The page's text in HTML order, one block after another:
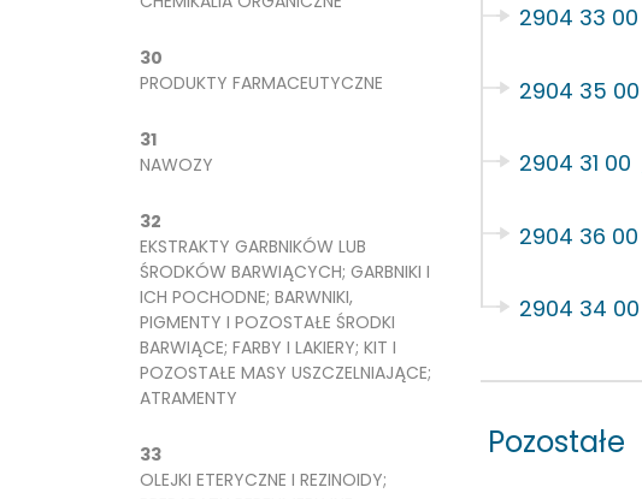
30
PRODUKTY FARMACEUTYCZNE
31
NAWOZY
32
EKSTRAKTY GARBNIKÓW LUB
ŚRODKÓW BARWIĄCYCH; GARBNIKI I
ICH POCHODNE; BARWNIKI,
PIGMENTY I POZOSTAŁE ŚRODKI
BARWIĄCE; FARBY I LAKIERY; KIT I
POZOSTAŁE MASY USZCZELNIAJĄCE;
ATRAMENTY
33
OLEJKI ETERYCZNE I REZINOIDY;
2904 33 00
2904 35 00
2904 31 00
2904 36 00
2904 34 00
Pozostałe